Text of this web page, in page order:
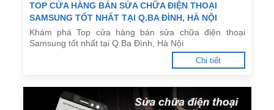
TOP CỬA HÀNG BÁN SỬA CHỮA ĐIỆN THOẠI
SAMSUNG TỐT NHẤT TẠI Q.BA ĐÌNH, HÀ NỘI
Khám phá Top cửa hàng bán sửa chữa điện thoại
Samsung tốt nhất tại Q.Ba Đình, Hà Nội
Chi tiết